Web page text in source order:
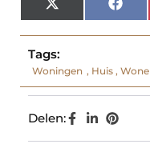
X
(Twitter)
Tags:
Woningen , Huis ,
Delen: